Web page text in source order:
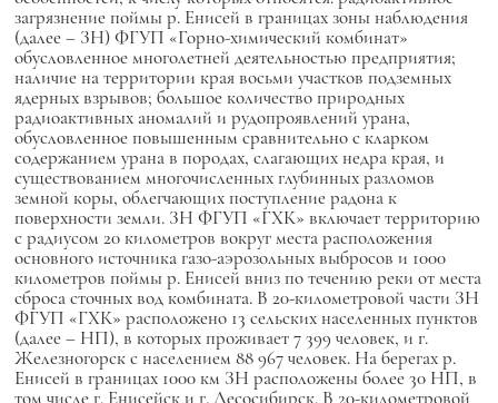
загрязнение поймы р. Енисей в границах зоны наблюдения
(далее – ЗН) ФГУП «Горно-химический комбинат»
обусловленное многолетней деятельностью предприятия;
наличие на территории края восьми участков подземных
ядерных взрывов; большое количество природных
радиоактивных аномалий и рудопроявлений урана,
обусловленное повышенным сравнительно с кларком
содержанием урана в породах, слагающих недра края, и
существованием многочисленных глубинных разломов
земной коры, облегчающих поступление радона к
поверхности земли. ЗН ФГУП «ГХК» включает территорию
с радиусом 20 километров вокруг места расположения
основного источника газо-аэрозольных выбросов и 1000
километров поймы р. Енисей вниз по течению реки от места
сброса сточных вод комбината. В 20-километровой части ЗН
ФГУП «ГХК» расположено 13 сельских населенных пунктов
(далее – НП), в которых проживает 7 399 человек, и г.
Железногорск с населением 88 967 человек. На берегах р.
Енисей в границах 1000 км ЗН расположены более 30 НП, в
том числе г. Енисейск и г. Лесосибирск. В 20-километровой